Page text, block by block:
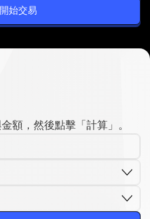
開始交易
額，然後點擊「計算」。